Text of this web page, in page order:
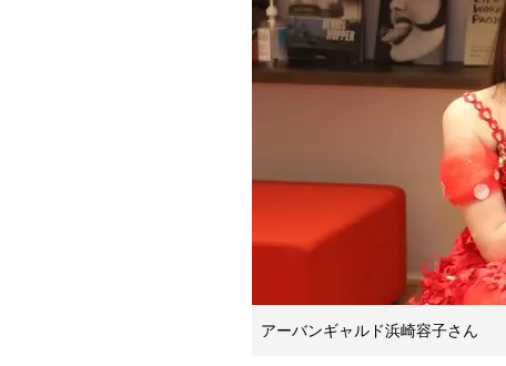
アーバンギャルド浜崎容子さん